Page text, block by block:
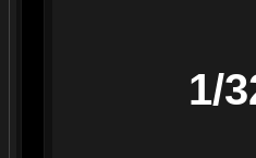
1/